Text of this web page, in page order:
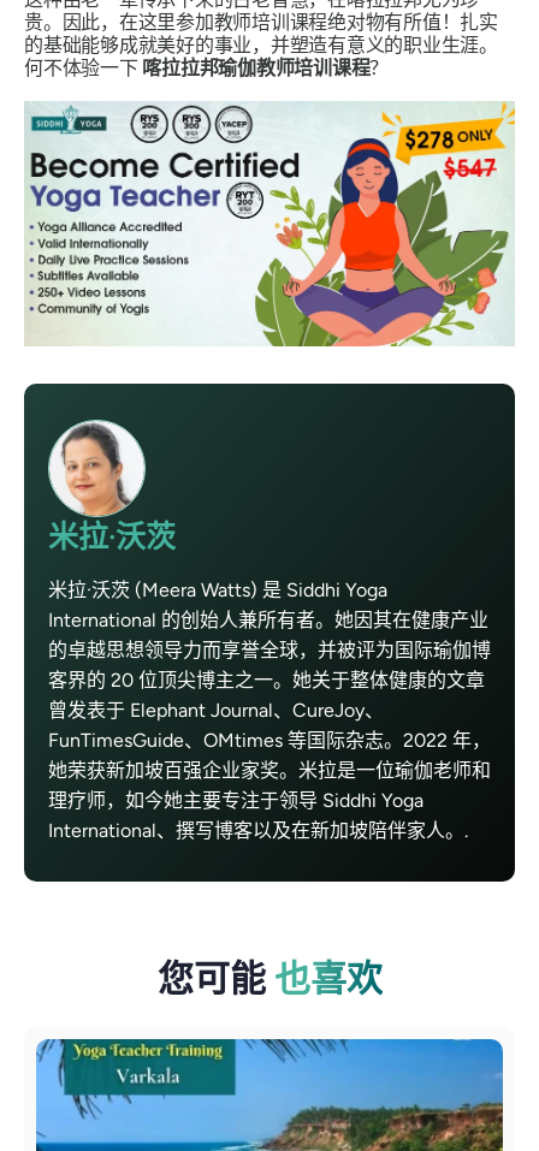
贵。因此，在这里参加教师培训课程绝对物有所值！扎实
的基础能够成就美好的事业，并塑造有意义的职业生涯。
何不体验一下 喀拉拉邦瑜伽教师培训课程？
米拉·沃茨
米拉·沃茨 (Meera Watts) 是 Siddhi Yoga
International 的创始人兼所有者。她因其在健康产业
的卓越思想领导力而享誉全球，并被评为国际瑜伽博
客界的 20 位顶尖博主之一。她关于整体健康的文章
曾发表于 Elephant Journal、CureJoy、
FunTimesGuide、OMtimes 等国际杂志。2022 年，
她荣获新加坡百强企业家奖。米拉是一位瑜伽老师和
理疗师，如今她主要专注于领导 Siddhi Yoga
International、撰写博客以及在新加坡陪伴家人。.
您可能 也喜欢